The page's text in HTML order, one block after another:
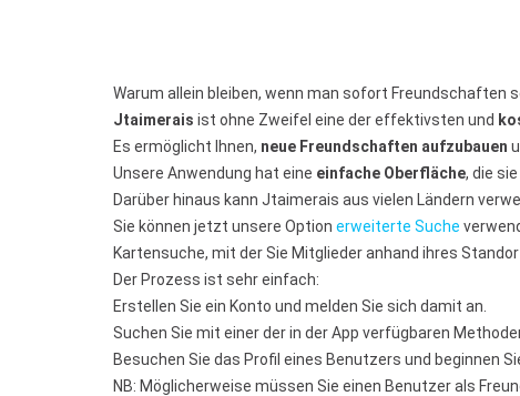
Warum allein bleiben, wenn man sofort Freundschaften
Jtaimerais ist ohne Zweifel eine der effektivsten und
Es ermöglicht Ihnen, neue Freundschaften aufzubauen
Unsere Anwendung hat eine einfache Oberfläche, die
Darüber hinaus kann Jtaimerais aus vielen Ländern
Sie können jetzt unsere Option erweiterte Suche
Kartensuche, mit der Sie Mitglieder anhand ihres
Der Prozess ist sehr einfach:
Erstellen Sie ein Konto und melden Sie sich damit an.
Suchen Sie mit einer der in der App verfügbaren
Besuchen Sie das Profil eines Benutzers und beginnen
NB: Möglicherweise müssen Sie einen Benutzer als